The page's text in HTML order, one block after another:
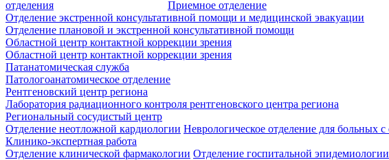
отделения
Приемное отделение
Отделение экстренной консультативной помощи и медицинской эвакуации
Отделение плановой и экстренной консультативной помощи
Областной центр контактной коррекции зрения
Областной центр контактной коррекции зрения
Патанатомическая служба
Патологоанатомическое отделение
Рентгеновский центр региона
Лаборатория радиационного контроля рентгеновского центра региона
Региональный сосудистый центр
Отделение неотложной кардиологии Неврологическое отделение для больных
Клинико-экспертная работа
Отделение клинической фармакологии Отделение госпитальной эпидемиологии